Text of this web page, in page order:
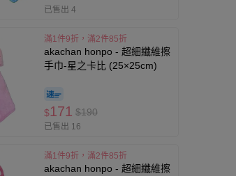
已售出 4
滿1件9折，滿2件85折
akachan honpo - 超細纖維擦
手巾-星之卡比 (25×25cm)
$171 $190
已售出 16
滿1件9折，滿2件85折
akachan honpo - 超細纖維擦